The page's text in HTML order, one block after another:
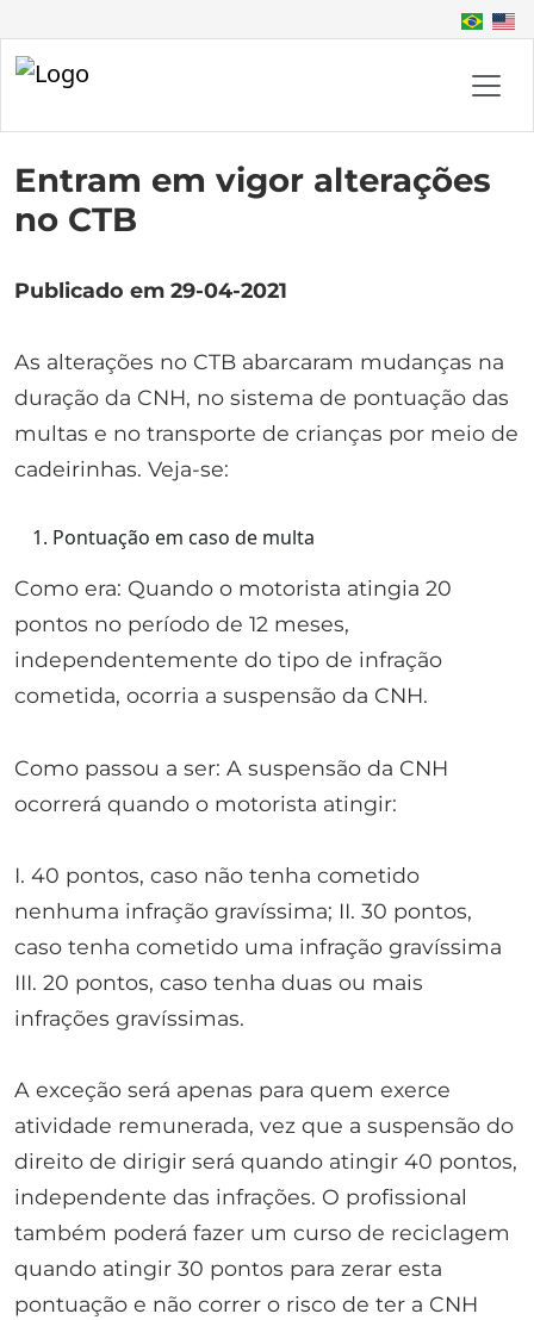
Entram em vigor alterações
no CTB
Publicado em 29-04-2021
As alterações no CTB abarcaram mudanças na
duração da CNH, no sistema de pontuação das
multas e no transporte de crianças por meio de
cadeirinhas. Veja-se:
Pontuação em caso de multa
Como era: Quando o motorista atingia 20
pontos no período de 12 meses,
independentemente do tipo de infração
cometida, ocorria a suspensão da CNH.
Como passou a ser: A suspensão da CNH
ocorrerá quando o motorista atingir:
I. 40 pontos, caso não tenha cometido
nenhuma infração gravíssima; II. 30 pontos,
caso tenha cometido uma infração gravíssima
III. 20 pontos, caso tenha duas ou mais
infrações gravíssimas.
A exceção será apenas para quem exerce
atividade remunerada, vez que a suspensão do
direito de dirigir será quando atingir 40 pontos,
independente das infrações. O profissional
também poderá fazer um curso de reciclagem
quando atingir 30 pontos para zerar esta
pontuação e não correr o risco de ter a CNH